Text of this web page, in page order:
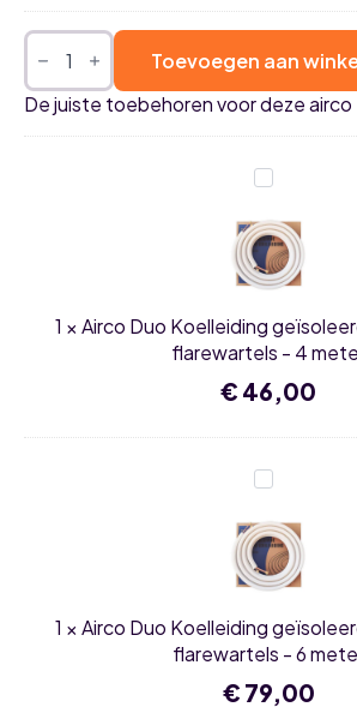
Mitsubishi
Electric
Diamond
pearl
white
3,5kW
Toevoegen aan
De juiste toebehoren voor deze airco
Airco
Duo
Koelleiding
geïsoleerd
1/4-
3/8
met
-
4
meter
1 ×Airco Duo Koelleiding
flarewartels - 4
€ 46,00
Airco
Duo
Koelleiding
geïsoleerd
1/4-
3/8
met
-
6
meter
1 ×Airco Duo Koelleiding
flarewartels - 6
€ 79,00